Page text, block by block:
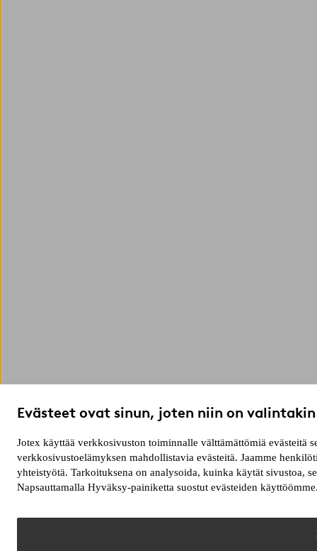
Evästeet ovat sinun, joten niin on
Jotex käyttää verkkosivuston toiminnalle välttämättömiä evästeitä
verkkosivustoelämyksen mahdollistavia evästeitä. Jaamme
yhteistyötä. Tarkoituksena on analysoida, kuinka käytät sivustoa,
Napsauttamalla Hyväksy-painiketta suostut evästeiden